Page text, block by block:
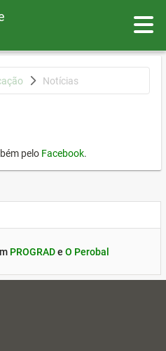
Notícias
pelo Facebook.
PROGRADe O Perobal